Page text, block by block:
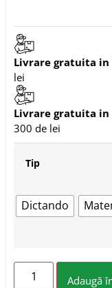
Livrare gratuita in
lei
Livrare gratuita in
300 de lei
Tip
Dictando
Adaugă